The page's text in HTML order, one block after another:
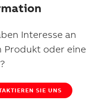
Interesse an
Produkt oder eine
SIE UNS